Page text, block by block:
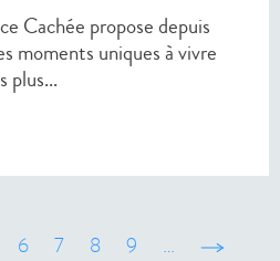
Cachée propose depuis
moments uniques à vivre
plus...
6 7 8 9 … suivant ›